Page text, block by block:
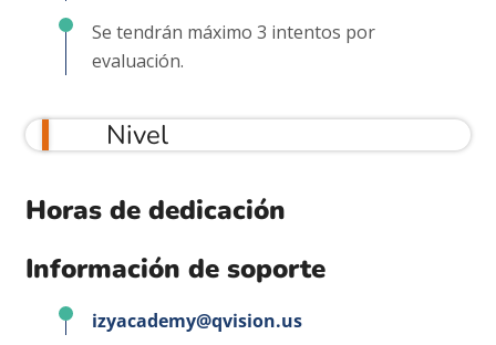
Se tendrán máximo 3 intentos por
evaluación.
Nivel
Horas de dedicación
Información de soporte
izyacademy@qvision.us